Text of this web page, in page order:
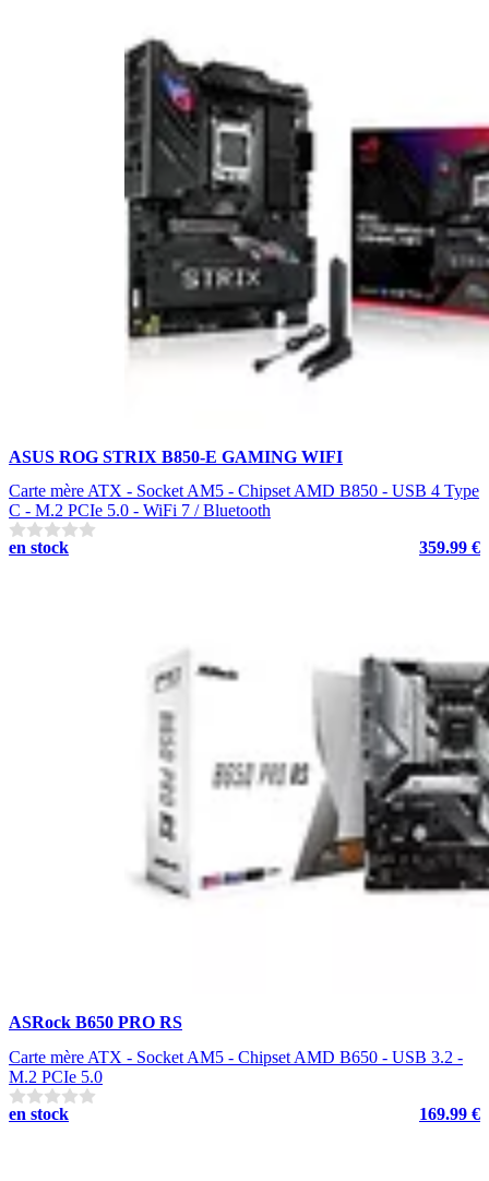
ASUS ROG STRIX B850-E GAMING WIFI
Carte mère ATX - Socket AM5 - Chipset AMD B850 - USB 4 Type
C - M.2 PCIe 5.0 - WiFi 7 / Bluetooth
en stock
359.99 €
ASRock B650 PRO RS
Carte mère ATX - Socket AM5 - Chipset AMD B650 - USB 3.2 -
M.2 PCIe 5.0
en stock
169.99 €